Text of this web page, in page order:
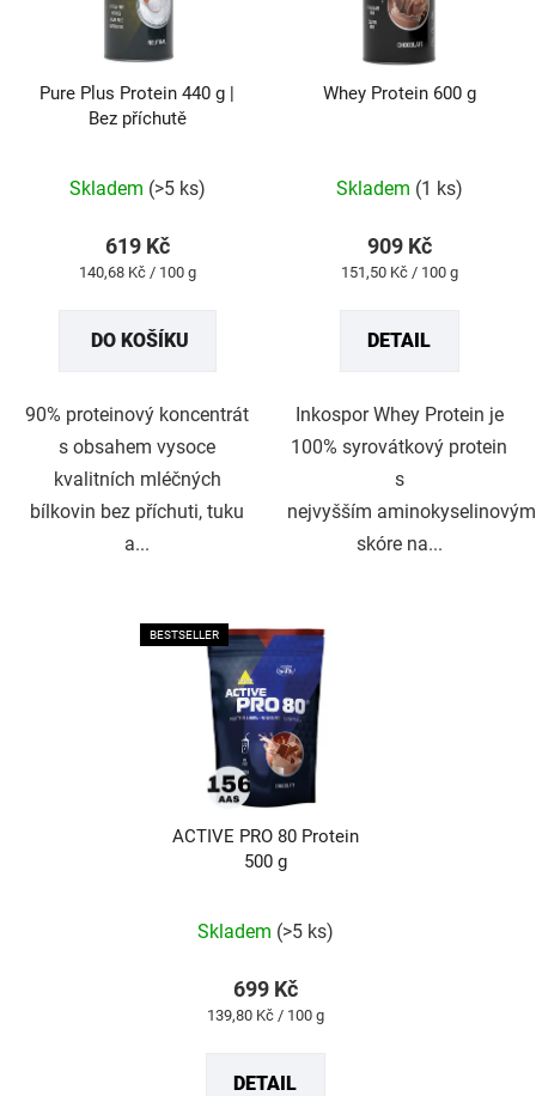
Pure Plus Protein 440 g |
Bez příchutě
produktu
hvězdiček.
Skladem (>5 ks)
619 Kč
Měrná
140,68 Kč / 100 g
DO KOŠÍKU
90% proteinový koncentrát
s obsahem vysoce
kvalitních mléčných
bílkovin bez příchuti, tuku
a...
Whey Protein 600 g
produktu
hvězdiček.
Skladem (1 ks)
909 Kč
Měrná
151,50 Kč / 100 g
DETAIL
Inkospor Whey Protein je
100% syrovátkový protein
s
nejvyšším aminokyselinovým
skóre na...
BESTSELLER
ACTIVE PRO 80 Protein
500 g
produktu
hvězdiček.
Skladem (>5 ks)
699 Kč
Měrná
139,80 Kč / 100 g
DETAIL